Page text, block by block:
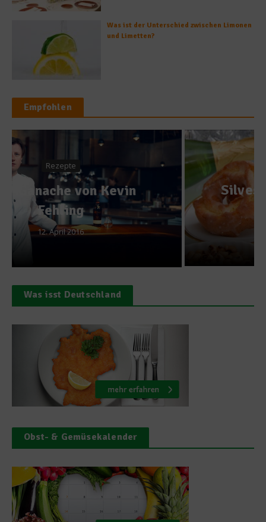
Was ist der Unterschied zwischen Limonen
und Limetten?
Empfohlen
Gastro & Gourmet
Silvester und die Tradition
am Esstisch
30. Dezember 2015
Was isst Deutschland
Obst- & Gemüsekalender